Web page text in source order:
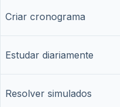
Criar cronograma
Estudar diariamente
Resolver simulados